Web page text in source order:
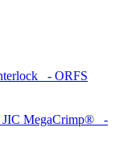
- ORFS
JIC MegaCrimp®
-